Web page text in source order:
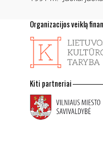
Organizacijos veiklą
Kiti partneriai